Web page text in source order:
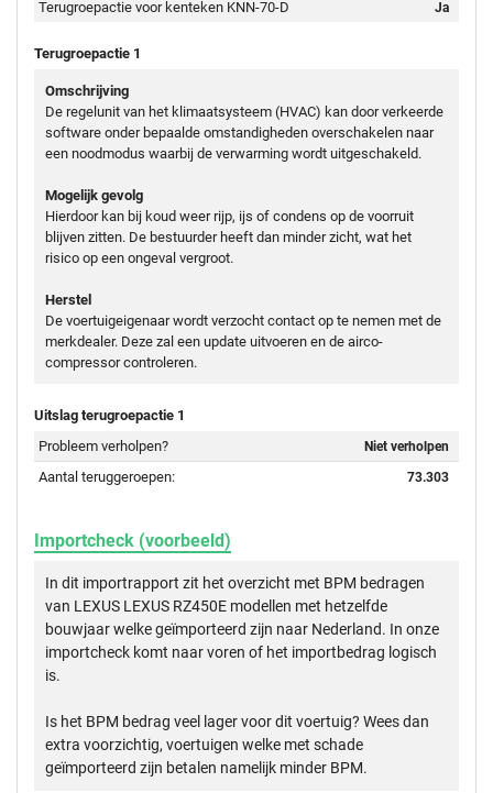
Terugroepactie voor kenteken KNN-70-D Ja
Terugroepactie 1
Omschrijving
De regelunit van het klimaatsysteem (HVAC) kan door verkeerde
software onder bepaalde omstandigheden overschakelen naar
een noodmodus waarbij de verwarming wordt uitgeschakeld.
Mogelijk gevolg
Hierdoor kan bij koud weer rijp, ijs of condens op de voorruit
blijven zitten. De bestuurder heeft dan minder zicht, wat het
risico op een ongeval vergroot.
Herstel
De voertuigeigenaar wordt verzocht contact op te nemen met de
merkdealer. Deze zal een update uitvoeren en de airco-
compressor controleren.
Uitslag terugroepactie 1
Probleem verholpen?
Niet verholpen
Aantal teruggeroepen: 73.303
Importcheck (voorbeeld)
In dit importrapport zit het overzicht met BPM bedragen
van LEXUS LEXUS RZ450E modellen met hetzelfde
bouwjaar welke geïmporteerd zijn naar Nederland. In onze
importcheck komt naar voren of het importbedrag logisch
is.
Is het BPM bedrag veel lager voor dit voertuig? Wees dan
extra voorzichtig, voertuigen welke met schade
geïmporteerd zijn betalen namelijk minder BPM.